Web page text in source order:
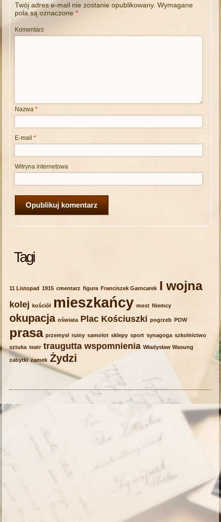
Twój adres e-mail nie zostanie opublikowany. Wymagane
pola są oznaczone*
Komentarz
Nazwa*
E-mail*
Witryna internetowa
Tagi
11 Listopad 1915 cmentarz figura Franciszek Garncarek I wojna
kolej kościół mieszkańcy most Niemcy
okupacja oświata Plac Kościuszki pogrzeb POW
prasa przemysł ruiny samolot sklepy sport synagoga szkolnictwo
sztuka teatr traugutta wspomnienia Władysław Wasung
zabytki zamek Żydzi